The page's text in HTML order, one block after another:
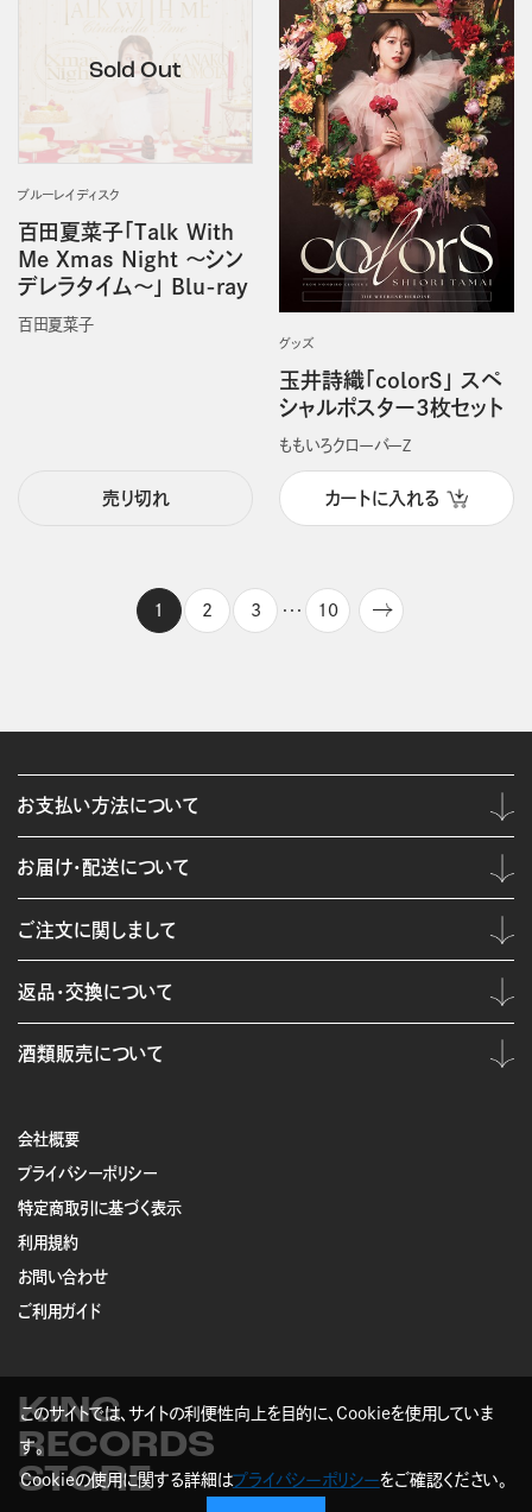
ブルーレイディスク
百田夏菜子「Talk With
Me Xmas Night ～シン
デレラタイム～」 Blu-ray
百田夏菜子
売り切れ
グッズ
玉井詩織「colorS」 スペ
シャルポスター3枚セット
ももいろクローバーＺ
カートに入れる
1 2 3 ・・・ 10
会社概要
プライバシーポリシー
特定商取引に基づく表示
利用規約
お問い合わせ
ご利用ガイド
KING
RECORDS
STORE
お支払い方法について
お届け・配送について
ご注文に関しまして
返品・交換について
酒類販売について
このサイトでは、サイトの利便性向上を目的に、Cookieを使用していま
す。
Cookieの使用に関する詳細はプライバシーポリシーをご確認ください。